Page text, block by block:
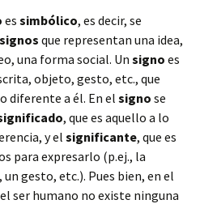
es simbólico, es decir, se
signos que representan una idea,
una forma social. Un signo es
objeto, gesto, etc., que
diferente a él. En el signo se
, que es aquello a lo
y el significante, que es
para expresarlo (p.ej., la
gesto, etc.). Pues bien, en el
ser humano no existe ninguna